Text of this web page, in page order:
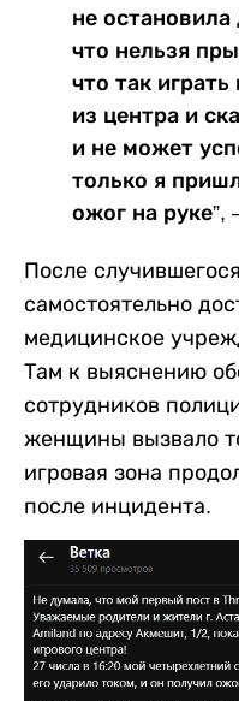
не остановила
что нельзя
что так
из центра и
и не может
только я
ожог на
После
самостоятельно
медицинское
Там к выяснению
сотрудников
женщины вызвало
игровая зона
после инцидента.